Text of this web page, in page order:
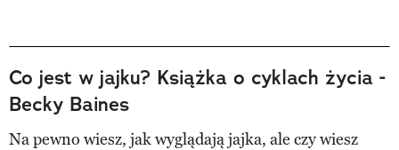
Co jest w jajku? Książka o cyklach życia -
Becky Baines
Na pewno wiesz, jak wyglądają jajka, ale czy wiesz